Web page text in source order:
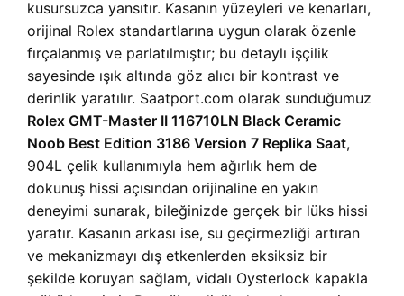
kusursuzca yansıtır. Kasanın yüzeyleri ve kenarları,
orijinal Rolex standartlarına uygun olarak özenle
fırçalanmış ve parlatılmıştır; bu detaylı işçilik
sayesinde ışık altında göz alıcı bir kontrast ve
derinlik yaratılır. Saatport.com olarak sunduğumuz
Rolex GMT-Master II 116710LN Black Ceramic
Noob Best Edition 3186 Version 7 Replika Saat,
904L çelik kullanımıyla hem ağırlık hem de
dokunuş hissi açısından orijinaline en yakın
deneyimi sunarak, bileğinizde gerçek bir lüks hissi
yaratır. Kasanın arkası ise, su geçirmezliği artıran
ve mekanizmayı dış etkenlerden eksiksiz bir
şekilde koruyan sağlam, vidalı Oysterlock kapakla